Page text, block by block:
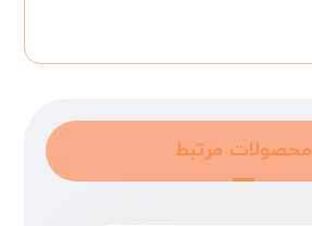
محصولات مرتبط